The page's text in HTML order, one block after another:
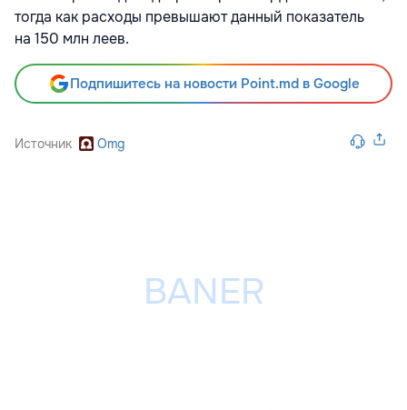
тогда как расходы превышают данный показатель
на 150 млн леев.
Подпишитесь на новости Point.md в Google
Источник Omg